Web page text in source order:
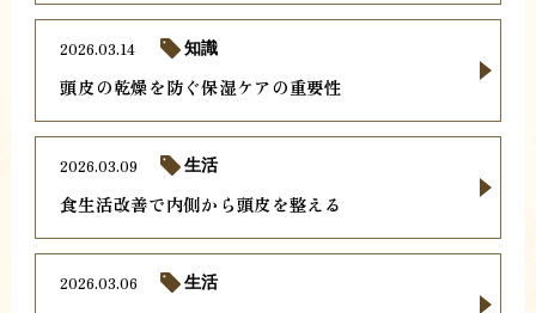
頭皮の乾燥を防ぐ保湿ケアの重要性
2026.03.14 知識
食生活改善で内側から頭皮を整える
2026.03.09 生活
2026.03.06 生活